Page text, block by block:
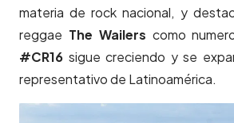
materia de rock nacional, y
reggae The Wailers como
#CR16 sigue creciendo y se
representativo de Latinoamérica.